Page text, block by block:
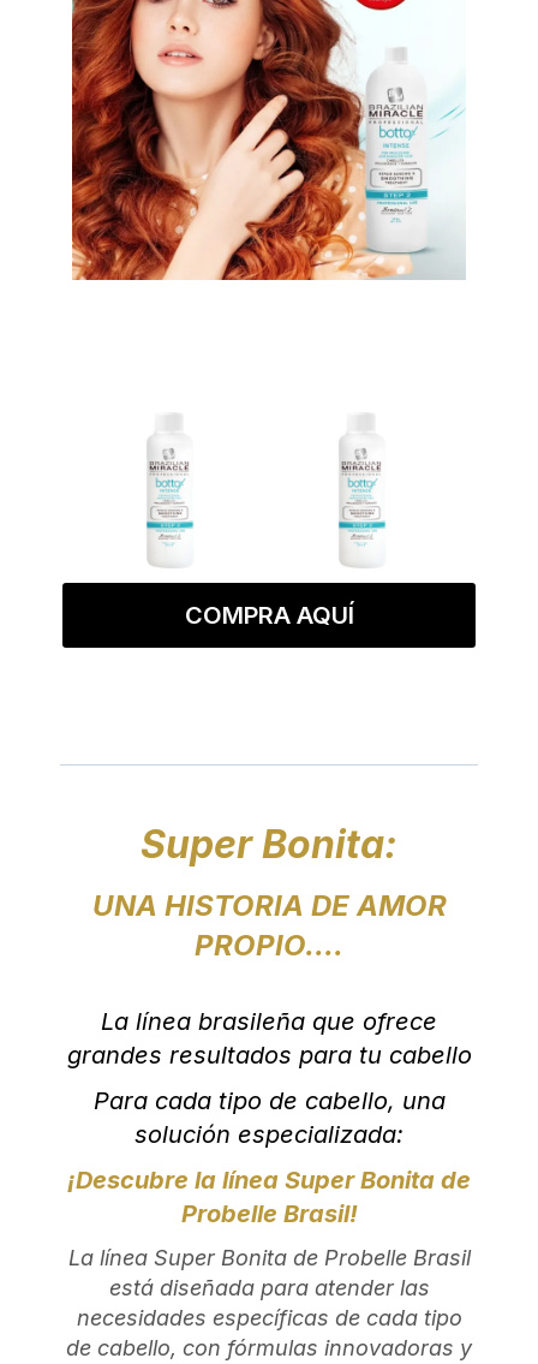
COMPRA AQUÍ
Super Bonita:
UNA HISTORIA DE AMOR
PROPIO....
La línea brasileña que ofrece
grandes resultados para tu cabello
Para cada tipo de cabello, una
solución especializada:
¡Descubre la línea Super Bonita de
Probelle Brasil!
La línea Super Bonita de Probelle Brasil
está diseñada para atender las
necesidades específicas de cada tipo
de cabello, con fórmulas innovadoras y